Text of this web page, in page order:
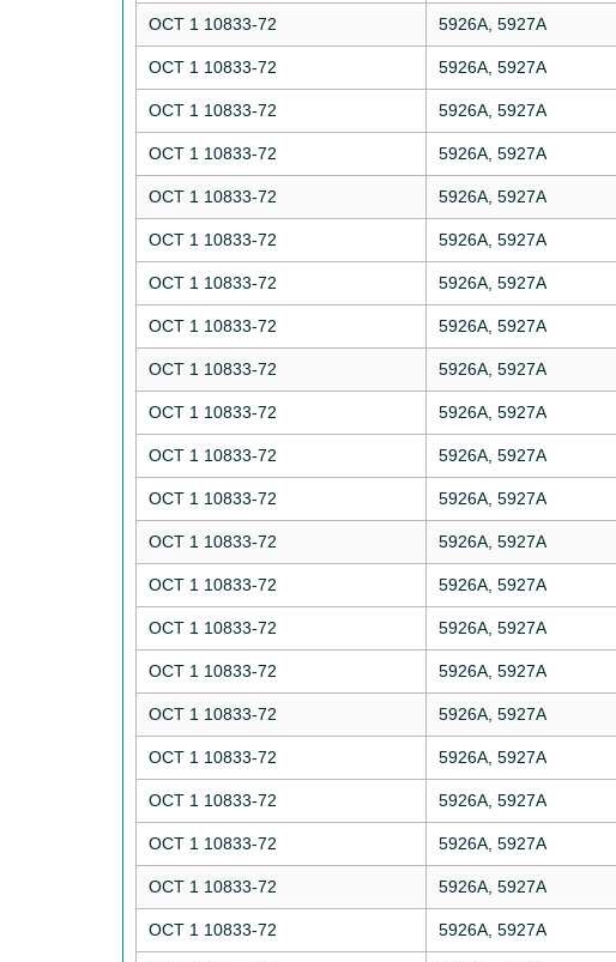
ОСТ 1 10833-72 5926А, 5927А
ОСТ 1 10833-72 5926А, 5927А
ОСТ 1 10833-72 5926А, 5927А
ОСТ 1 10833-72 5926А, 5927А
ОСТ 1 10833-72 5926А, 5927А
ОСТ 1 10833-72 5926А, 5927А
ОСТ 1 10833-72 5926А, 5927А
ОСТ 1 10833-72 5926А, 5927А
ОСТ 1 10833-72 5926А, 5927А
ОСТ 1 10833-72 5926А, 5927А
ОСТ 1 10833-72 5926А, 5927А
ОСТ 1 10833-72 5926А, 5927А
ОСТ 1 10833-72 5926А, 5927А
ОСТ 1 10833-72 5926А, 5927А
ОСТ 1 10833-72 5926А, 5927А
ОСТ 1 10833-72 5926А, 5927А
ОСТ 1 10833-72 5926А, 5927А
ОСТ 1 10833-72 5926А, 5927А
ОСТ 1 10833-72 5926А, 5927А
ОСТ 1 10833-72 5926А, 5927А
ОСТ 1 10833-72 5926А, 5927А
ОСТ 1 10833-72 5926А, 5927А